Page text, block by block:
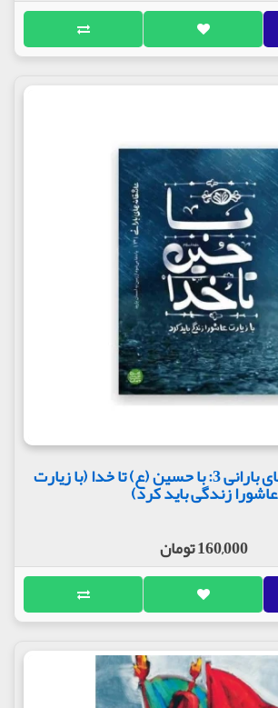
کتاب عاشقانه های بارانی 3: با حسین (ع) تا خدا (با زیارت
عاشورا زندگی باید کرد)
160,000 تومان